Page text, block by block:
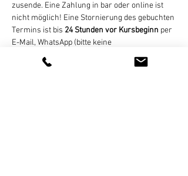
zusende. Eine Zahlung in bar oder online ist
nicht möglich! Eine Stornierung des gebuchten
Termins ist bis 24 Stunden vor Kursbeginn per
E-Mail, WhatsApp (bitte keine
Sprachnachrichten), SMS, oder Telefon
kostenlos möglich. Bei zu später Absage oder